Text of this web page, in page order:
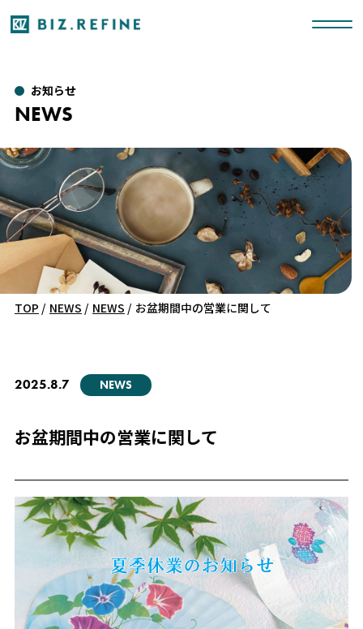
お知らせ
NEWS
TOP / NEWS / NEWS / お盆期間中の営業に関して
2025.8.7 NEWS
お盆期間中の営業に関して